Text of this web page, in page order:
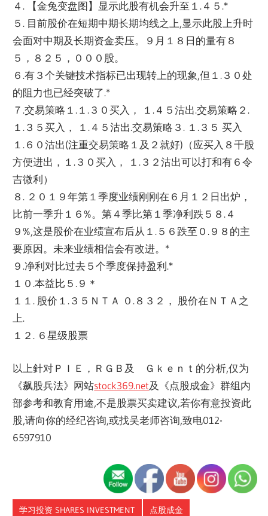
４. 【金兔变盘图】显示此股有机会升至１.４５.*
５. 目前股价在短期中期长期均线之上,显示此股上升时
会面对中期及长期资金卖压。９月１８日的量有８
５，８２５，０００股。
６.有３个关键技术指标已出现转上的现象,但１.３０处
的阻力也已经突破了.*
７.交易策略１.１.３０买入， １.４５沽出.交易策略２.
１.３５买入， １.４５沽出.交易策略３. １.３５ 买入
１.６０沽出(注重交易策略１及２就好)（应买入８千股
方便进出，１.３０买入， １.３２沽出可以打和有６令
吉微利）
８. ２０１９年第１季度业绩刚刚在６月１２日出炉，
比前一季升１６%。第４季比第１季净利跌５８.４
９%,这是股价在业绩宣布后从１.５６跌至０.９８的主
要原因。未来业绩相信会有改进。*
９.净利对比过去５个季度保持盈利.*
１０.本益比５.９＊
１１. 股价１.３５ＮＴＡ ０.８３２， 股价在ＮＴＡ之
上.
１２. ６星级股票
以上針对ＰＩＥ，ＲＧＢ及 Ｇｋｅｎｔ的分析,仅为
《飙股兵法》网站stock369.net及《点股成金》群组内
部参考和教育用途,不是股票买卖建议,若你有意投资此
股,请向你的经纪咨询,或找吴老师咨询,致电012-
6597910
学习投资 SHARES INVESTMENT 点股成金